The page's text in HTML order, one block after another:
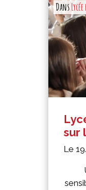
Dans
sur
Le